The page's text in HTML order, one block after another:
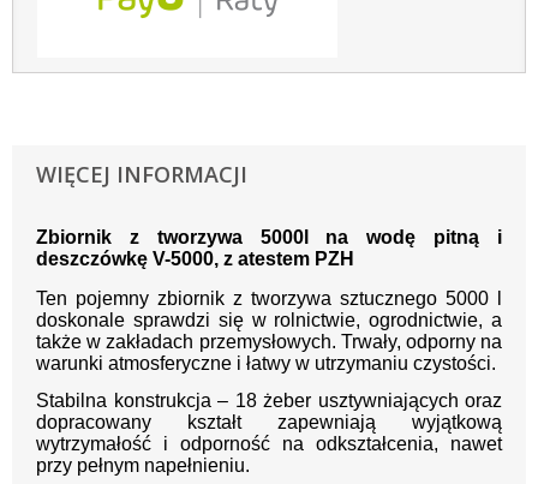
WIĘCEJ INFORMACJI
Zbiornik z tworzywa 5000l na wodę pitną i
deszczówkę V-5000, z atestem PZH
Ten pojemny zbiornik z tworzywa sztucznego 5000 l
doskonale sprawdzi się w rolnictwie, ogrodnictwie, a
także w zakładach przemysłowych. Trwały, odporny na
warunki atmosferyczne i łatwy w utrzymaniu czystości.
Stabilna konstrukcja – 18 żeber usztywniających oraz
dopracowany kształt zapewniają wyjątkową
wytrzymałość i odporność na odkształcenia, nawet
przy pełnym napełnieniu.